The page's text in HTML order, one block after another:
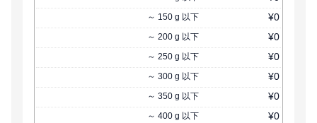
～ 150 g 以下 ¥0
～ 200 g 以下 ¥0
～ 250 g 以下 ¥0
～ 300 g 以下 ¥0
～ 350 g 以下 ¥0
～ 400 g 以下 ¥0